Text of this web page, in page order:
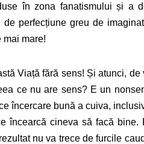
în zona fanatismului și a
perfecțiune greu de
mai mare!
Viață fără sens! Și atunci,
ce nu are sens? E un
încercare bună a cuiva,
încearcă cineva să facă bine.
nu va trece de furcile